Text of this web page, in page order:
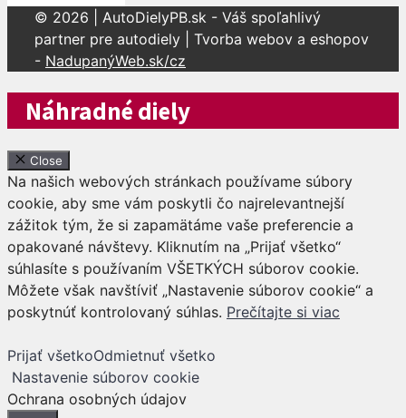
© 2026 | AutoDielyPB.sk - Váš spoľahlivý
partner pre autodiely | Tvorba webov a eshopov
- NadupanýWeb.sk/cz
Náhradné diely
Close
Na našich webových stránkach používame súbory
cookie, aby sme vám poskytli čo najrelevantnejší
zážitok tým, že si zapamätáme vaše preferencie a
opakované návštevy. Kliknutím na „Prijať všetko“
súhlasíte s používaním VŠETKÝCH súborov cookie.
Môžete však navštíviť „Nastavenie súborov cookie“ a
poskytnúť kontrolovaný súhlas. Prečítajte si viac
Prijať všetkoOdmietnuť všetko
Nastavenie súborov cookie
Ochrana osobných údajov